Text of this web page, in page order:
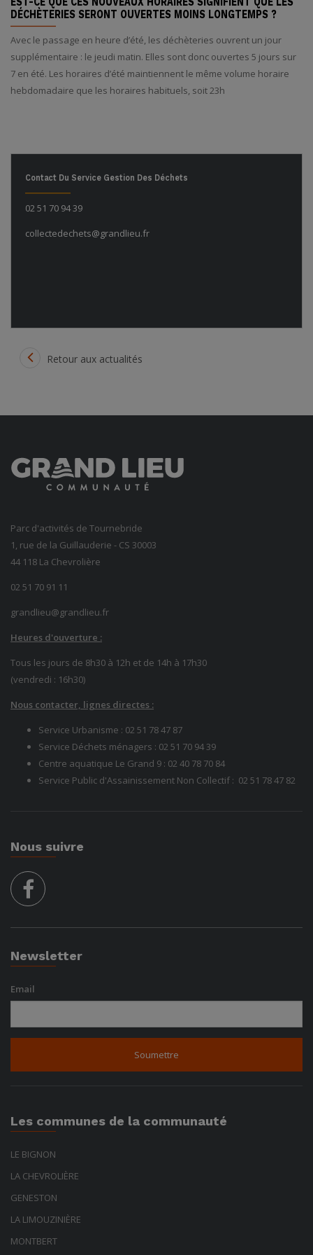
DÉCHÈTERIES SERONT OUVERTES MOINS LONGTEMPS ?
Avec le passage en heure d’été, les déchèteries ouvrent un jour
supplémentaire : le jeudi matin. Elles sont donc ouvertes 5 jours sur
7 en été. Les horaires d’été maintiennent le même volume horaire
hebdomadaire que les horaires habituels, soit 23h
Contact Du Service Gestion Des Déchets
02 51 70 94 39
collectedechets@grandlieu.fr
Retour aux actualités
Parc d'activités de Tournebride
1, rue de la Guillauderie - CS 30003
44 118 La Chevrolière
02 51 70 91 11
grandlieu@grandlieu.fr
Heures d'ouverture :
Tous les jours de 8h30 à 12h et de 14h à 17h30
(vendredi : 16h30)
Nous contacter, lignes directes :
Service Urbanisme : 02 51 78 47 87
Service Déchets ménagers : 02 51 70 94 39
Centre aquatique Le Grand 9 : 02 40 78 70 84
Service Public d'Assainissement Non Collectif : 02 51 7847 82
Nous suivre
Newsletter
Email
Les communes de la communauté
LE BIGNON
LA CHEVROLIÈRE
GENESTON
LA LIMOUZINIÈRE
MONTBERT